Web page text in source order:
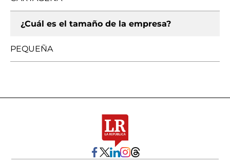
¿Cuál es el tamaño de la empresa?
PEQUEÑA